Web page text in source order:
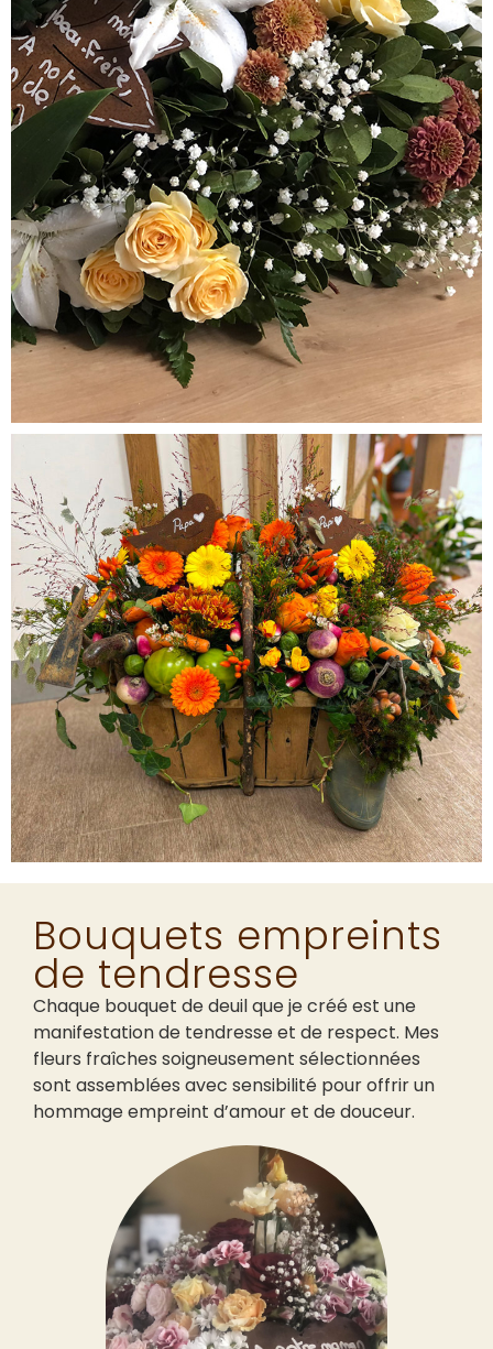
Bouquets empreints
de tendresse
Chaque bouquet de deuil que je créé est une
manifestation de tendresse et de respect. Mes
fleurs fraîches soigneusement sélectionnées
sont assemblées avec sensibilité pour offrir un
hommage empreint d’amour et de douceur.